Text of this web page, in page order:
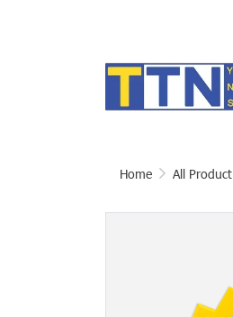
Home All Product